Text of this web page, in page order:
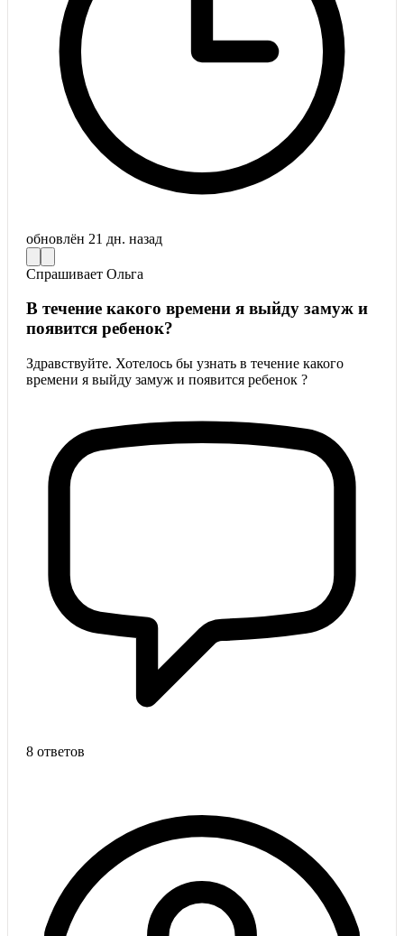
обновлён 21 дн. назад
Спрашивает Ольга
В течение какого времени я выйду замуж и
появится ребенок?
Здравствуйте. Хотелось бы узнать в течение какого
времени я выйду замуж и появится ребенок ?
8 ответов